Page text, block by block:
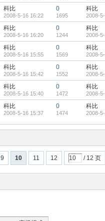
科比
2008-5-16 16:22
0
1695
科比
2008-
科比
2008-5-16 16:20
0
1244
科比
2008-
科比
2008-5-16 15:55
0
1569
科比
2008-
科比
2008-5-16 15:42
0
1552
科比
2008-
科比
2008-5-16 15:40
0
1472
科比
2008-
科比
2008-5-16 15:37
0
1474
科比
2008-
9 10 11 12 / 12 页